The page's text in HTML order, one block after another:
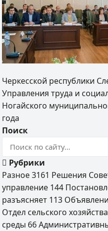
Черкесской республики
Управления труда и
Ногайского
года
Поиск
Рубрики
Разное3161 Решения
управление 144
разъясняет 113
Отдел сельского
среды 66